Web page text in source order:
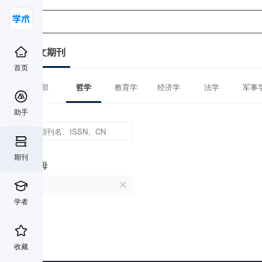
首页
助手
期刊
学者
收藏
中文期刊
全部 哲学 教育学 经济学 法学 军事
首字母
Y